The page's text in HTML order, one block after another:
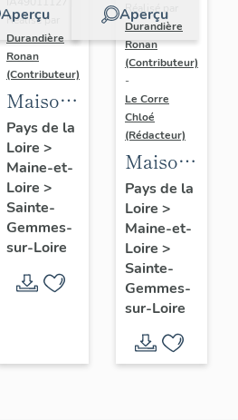
Aperçu
Réalisé par
Durandière
Ronan
(Contributeur)
Maison
de
villégiature
dite Les
Magnolias,
70 route
de Port-
Thibault
Pays de la
Loire >
Maine-et-
Loire >
Sainte-
Gemmes-
sur-Loire
Aperçu
Réalisé par
Durandière
Ronan
(Contributeur)
-
Le Corre
Chloé
(Rédacteur)
Maison
de
villégiature
dite
château
de la
Roche-
Morna
Pays de la
Loire >
Maine-et-
Loire >
Sainte-
Gemmes-
sur-Loire